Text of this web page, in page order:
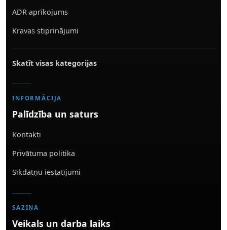
ADR aprīkojums
Kravas stiprinājumi
Skatīt visas kategorijas
INFORMĀCIJA
Palīdzība un saturs
Kontakti
Privātuma politika
Sīkdatņu iestatījumi
SAZIŅA
Veikals un darba laiks